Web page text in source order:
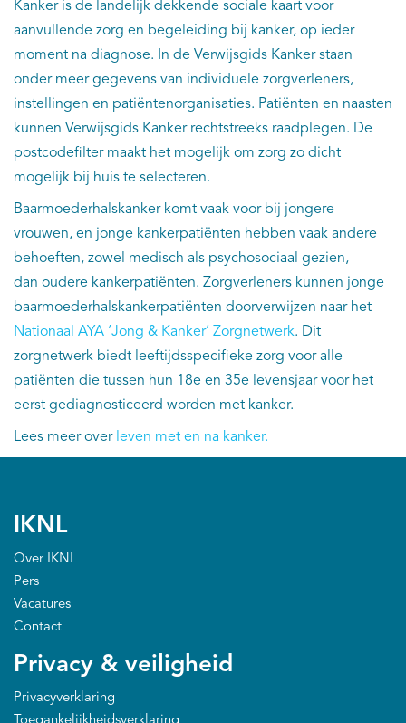
Kanker is de landelijk dekkende sociale kaart voor
aanvullende zorg en begeleiding bij kanker, op ieder
moment na diagnose. In de Verwijsgids Kanker staan
onder meer gegevens van individuele zorgverleners,
instellingen en patiëntenorganisaties. Patiënten en naasten
kunnen Verwijsgids Kanker rechtstreeks raadplegen. De
postcodefilter maakt het mogelijk om zorg zo dicht
mogelijk bij huis te selecteren.
Baarmoederhalskanker komt vaak voor bij jongere
vrouwen, en jonge kankerpatiënten hebben vaak andere
behoeften, zowel medisch als psychosociaal gezien,
dan oudere kankerpatiënten. Zorgverleners kunnen jonge
baarmoederhalskankerpatiënten doorverwijzen naar het
Nationaal AYA ‘Jong & Kanker’ Zorgnetwerk. Dit
zorgnetwerk biedt leeftijdsspecifieke zorg voor alle
patiënten die tussen hun 18e en 35e levensjaar voor het
eerst gediagnosticeerd worden met kanker.
Lees meer over leven met en na kanker.
IKNL
Over IKNL
Pers
Vacatures
Contact
Privacy & veiligheid
Privacyverklaring